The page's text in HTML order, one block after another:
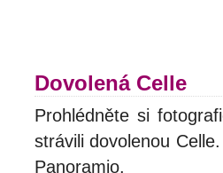
Dovolená Celle
Prohlédněte si
strávili dovolenou
Panoramio.